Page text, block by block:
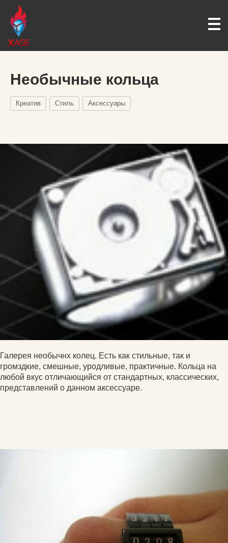
Необычные кольца
Креатив Стиль Аксессуары
Галерея необычнх колец. Есть как стильные, так и
громздкие, смешные, уродливые, практичные. Кольца на
любой вкус отличающийся от стандартных, классических,
представлений о данном аксессуаре.